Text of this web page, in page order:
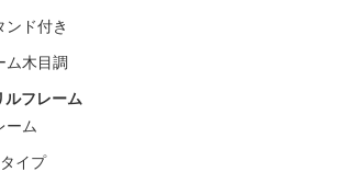
ンド付き
ム木目調
ルフレーム
ーム
イプ